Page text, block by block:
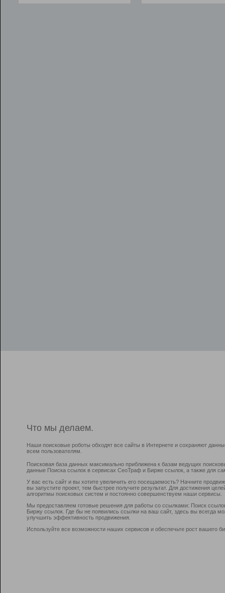
Что мы делаем.
Наши поисковые роботы обходят все сайты в Интернете и сохраняют
всем пользователям.
Поисковая база данных максимально приближена к базам ведущих
данные Поиска ссылок в сервисах СеоТраф и Бирже ссылок, а также для
У вас есть сайт и вы хотите увеличить его посещаемость? Начните
вы запустите проект, тем быстрее получите результат. Для достижения
алгоритмы поисковых систем и постоянно совершенствуем наши сервисы.
Мы предоставляем готовые решения для работы со ссылками: Поиск
Биржу ссылок. Где бы не появились ссылки на ваш сайт, здесь вы всегда
улучшить эффективность продвижения.
Используйте все возможности наших сервисов и обеспечьте рост вашего